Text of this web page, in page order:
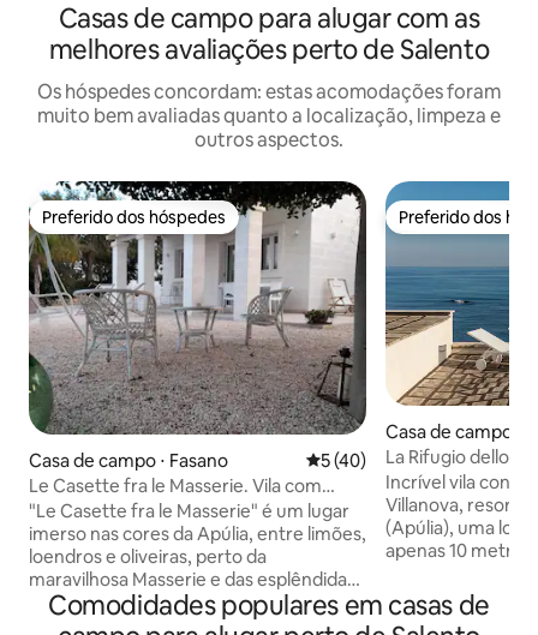
Casas de campo para alugar com as
melhores avaliações perto de Salento
Os hóspedes concordam: estas acomodações foram
muito bem avaliadas quanto a localização, limpeza e
outros aspectos.
Preferido dos hóspedes
Preferido dos hóspedes
Casa de campo ⋅ Fasano 5 de uma avaliação média
5 (40)
Le Casette fra le Masserie. Vila com
piscina
"Le Casette fra le Masserie" é um lugar
imerso nas cores da Apúlia, entre limões,
loendros e oliveiras, perto da
maravilhosa Masserie e das esplêndidas
praias de Fasano. Para uma estadia
confortável e relaxante, oferecemos
Preferido dos
Preferido dos
Casa de campo ⋅
La Rifugio dello
Incrível vila
Villanova, resort
(Apúlia), uma
apenas 10
tranquila,
mediterrâneos, a
Comodidades populares em casas de